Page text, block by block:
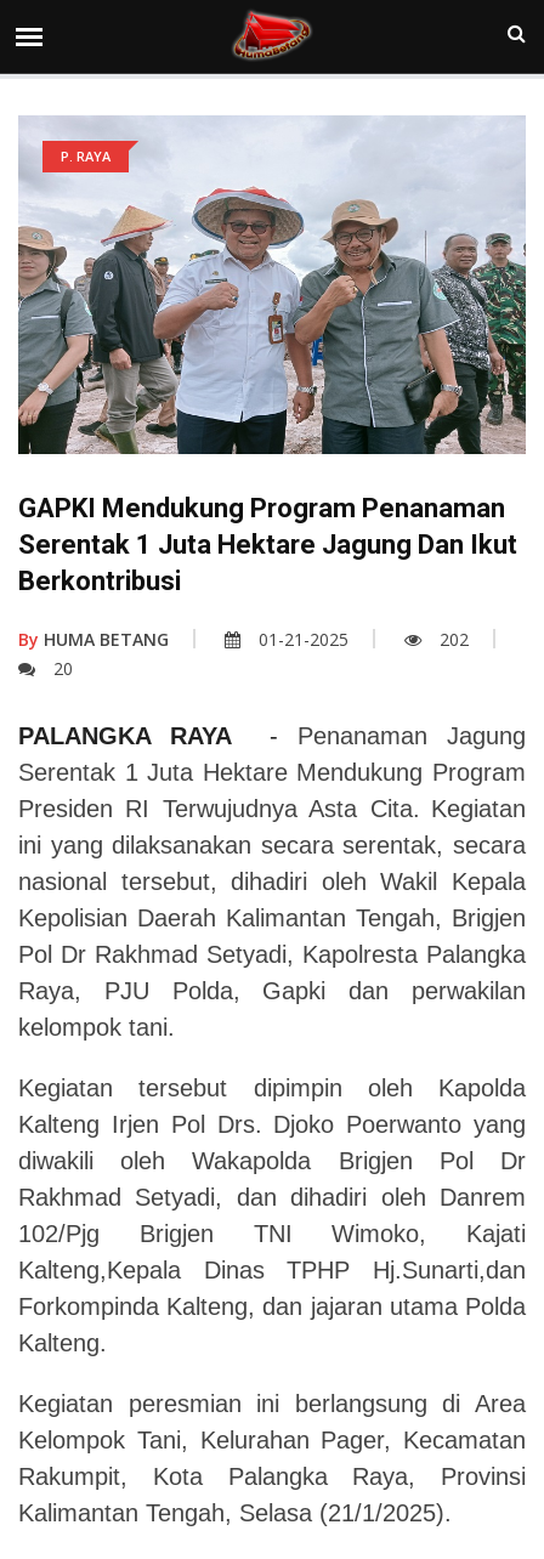
P. RAYA
GAPKI Mendukung Program Penanaman
Serentak 1 Juta Hektare Jagung Dan Ikut
Berkontribusi
By HUMA BETANG 01-21-2025
202
20
PALANGKA RAYA - Penanaman Jagung
Serentak 1 Juta Hektare Mendukung Program
Presiden RI Terwujudnya Asta Cita. Kegiatan
ini yang dilaksanakan secara serentak, secara
nasional tersebut, dihadiri oleh Wakil Kepala
Kepolisian Daerah Kalimantan Tengah, Brigjen
Pol Dr Rakhmad Setyadi, Kapolresta Palangka
Raya, PJU Polda, Gapki dan perwakilan
kelompok tani.
Kegiatan tersebut dipimpin oleh Kapolda
Kalteng Irjen Pol Drs. Djoko Poerwanto yang
diwakili oleh Wakapolda Brigjen Pol Dr
Rakhmad Setyadi, dan dihadiri oleh Danrem
102/Pjg Brigjen TNI Wimoko, Kajati
Kalteng,Kepala Dinas TPHP Hj.Sunarti,dan
Forkompinda Kalteng, dan jajaran utama Polda
Kalteng.
Kegiatan peresmian ini berlangsung di Area
Kelompok Tani, Kelurahan Pager, Kecamatan
Rakumpit, Kota Palangka Raya, Provinsi
Kalimantan Tengah, Selasa (21/1/2025).